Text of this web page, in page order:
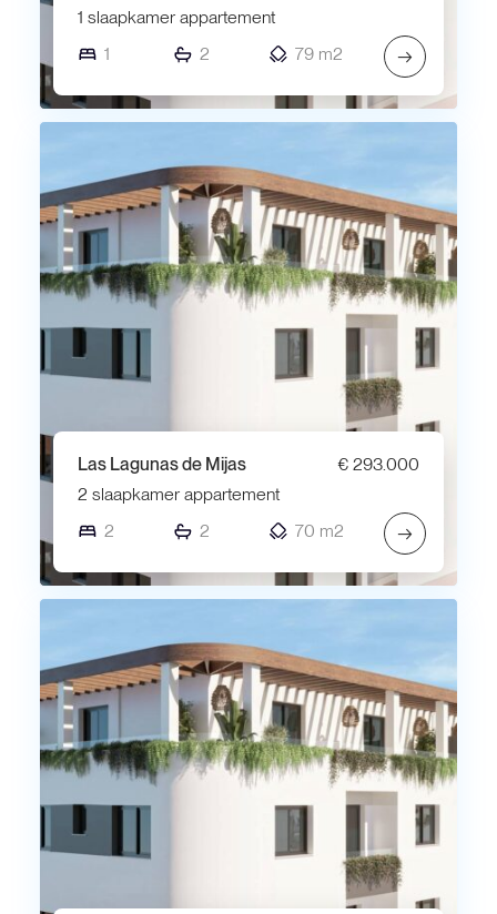
1 slaapkamer appartement
1
2 79 m2 →
Las Lagunas de Mijas
€ 293.000
2 slaapkamer appartement
2
2 70 m2 →